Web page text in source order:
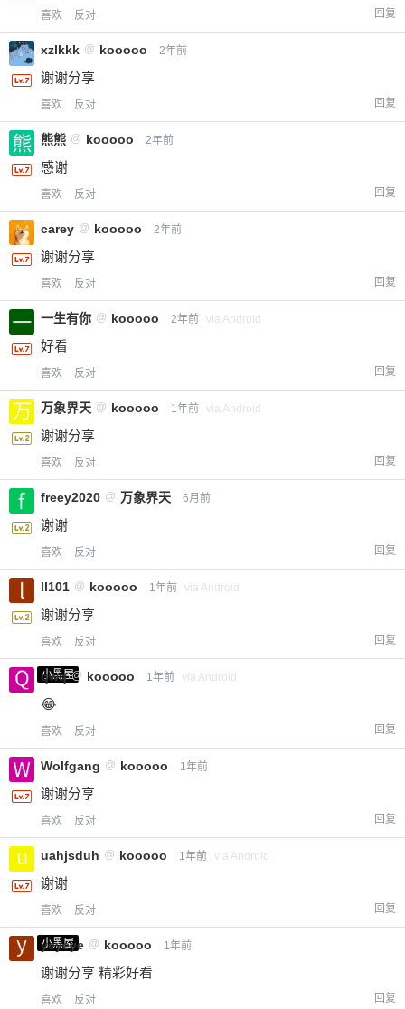
喜欢 反对 回复
xzlkkk @ kooooo 2年前
谢谢分享
喜欢 反对 回复
熊熊 @ kooooo 2年前
感谢
喜欢 反对 回复
carey @ kooooo 2年前
谢谢分享
喜欢 反对 回复
一生有你 @ kooooo 2年前 via Android
好看
喜欢 反对 回复
万象界天 @ kooooo 1年前 via Android
谢谢分享
喜欢 反对 回复
freey2020 @ 万象界天 6月前
谢谢
喜欢 反对 回复
ll101 @ kooooo 1年前 via Android
谢谢分享
喜欢 反对 回复
小黑屋
qwq @ kooooo 1年前 via Android
😂
喜欢 反对 回复
Wolfgang @ kooooo 1年前
谢谢分享
喜欢 反对 回复
uahjsduh @ kooooo 1年前 via Android
谢谢
喜欢 反对 回复
小黑屋
yeyeye @ kooooo 1年前
谢谢分享 精彩好看
喜欢 反对 回复